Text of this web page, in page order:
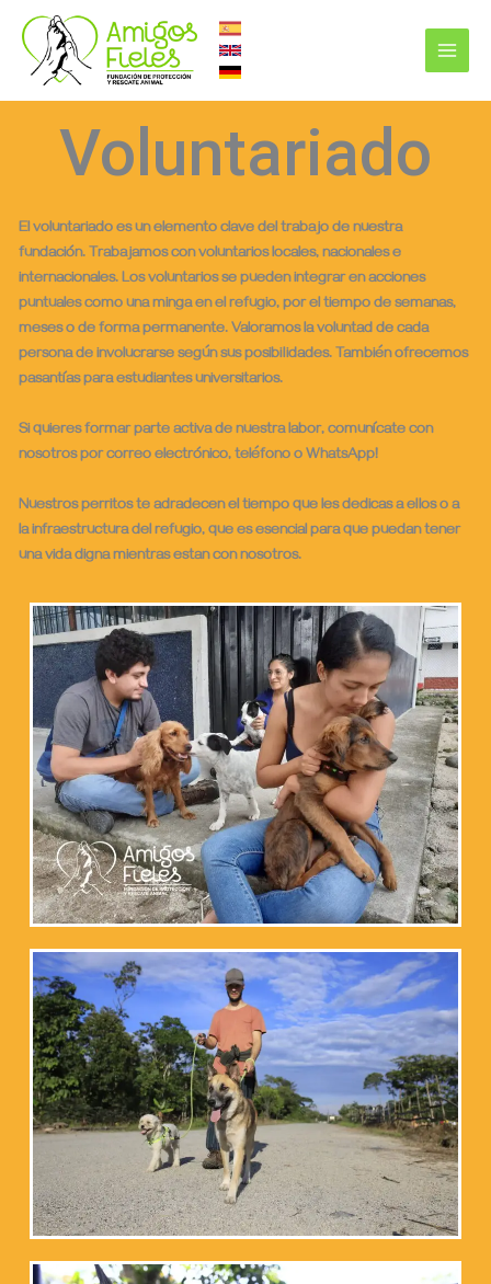
contenido
Voluntariado
El voluntariado es un elemento clave del trabajo de nuestra
fundación. Trabajamos con voluntarios locales, nacionales e
internacionales. Los voluntarios se pueden integrar en acciones
puntuales como una minga en el refugio, por el tiempo de semanas,
meses o de forma permanente. Valoramos la voluntad de cada
persona de involucrarse según sus posibilidades. También ofrecemos
pasantías para estudiantes universitarios.
Si quieres formar parte activa de nuestra labor, comunícate con
nosotros por correo electrónico, teléfono o WhatsApp!
Nuestros perritos te adradecen el tiempo que les dedicas a ellos o a
la infraestructura del refugio, que es esencial para que puedan tener
una vida digna mientras estan con nosotros.